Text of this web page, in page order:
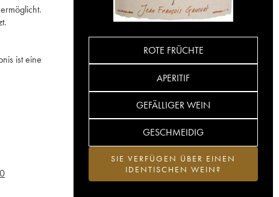
ist eine
ROTE FRÜCHTE
APERITIF
GEFÄLLIGER WEIN
GESCHMEIDIG
SIE VERFÜGEN ÜBER EINEN
IDENTISCHEN WEIN?